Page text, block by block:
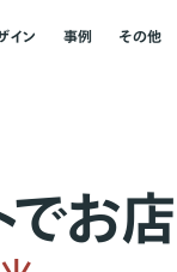
イン 事例 その他
でお